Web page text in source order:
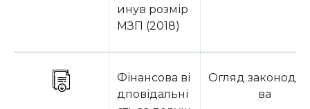
инув розмір
МЗП (2018)
Фінансова ві
дповідальні
Огляд
ва